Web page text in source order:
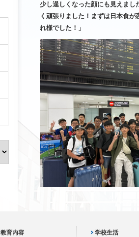
少し逞しくなった顔にも見えまし
く頑張りました！まずは日本食
れ様でした！」
教育内容
学校生活